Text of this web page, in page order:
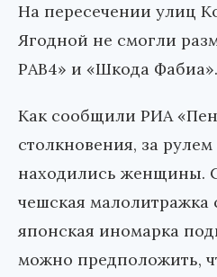
На пересечении улиц
Ягодной не смогли
РАВ4» и «Шкода Фабиа».
Как сообщили РИА
столкновения, за
находились женщины.
чешская малолитражка
японская иномарка
можно предположить,